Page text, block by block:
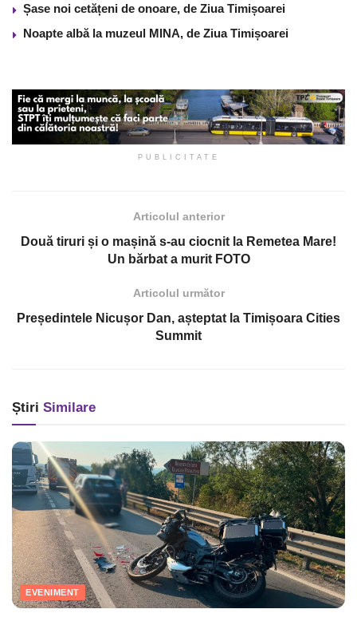
Șase noi cetățeni de onoare, de Ziua Timișoarei
Noapte albă la muzeul MINA, de Ziua Timișoarei
PUBLICITATE
Articolul anterior
Două tiruri și o mașină s-au ciocnit la Remetea Mare!
Un bărbat a murit FOTO
Articolul următor
Președintele Nicușor Dan, așteptat la Timișoara Cities
Summit
Știri Similare
EVENIMENT